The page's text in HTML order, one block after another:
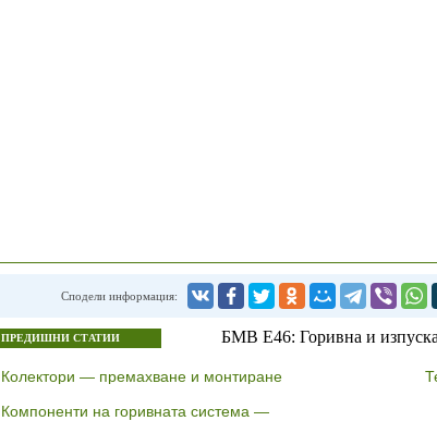
Сподели информация:
ПРЕДИШНИ СТАТИИ БМВ E46: Горивна и
Колектори — премахване и монтиране
Компоненти на горивната система —